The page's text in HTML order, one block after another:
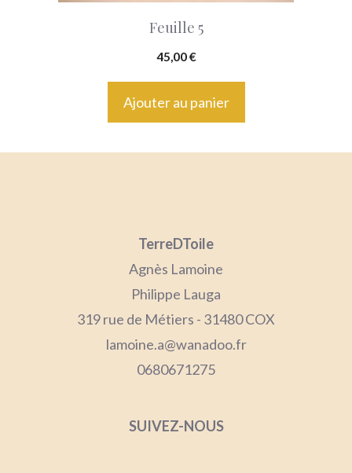
Feuille 5
45,00€
Ajouter au panier
TerreDToile
Agnès Lamoine
Philippe Lauga
319 rue de Métiers - 31480 COX
lamoine.a@wanadoo.fr
0680671275
SUIVEZ-NOUS